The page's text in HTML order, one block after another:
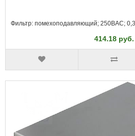
Фильтр: помехоподавляющий; 250ВAC;
414.18 руб.